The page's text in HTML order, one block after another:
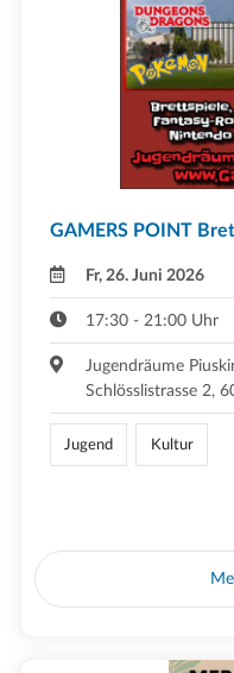
GAMERS POINT
Fr, 26. Juni 2026
17:30 - 21:00 Uhr
Jugendräume
Schlösslistrasse 2,
Jugend Kultur